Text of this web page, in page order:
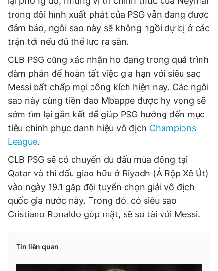
trong đội hình xuất phát của PSG vẫn đang được
đảm bảo, ngôi sao này sẽ không ngồi dự bị ở các
trận tới nếu đủ thể lực ra sân.
CLB PSG cũng xác nhận họ đang trong quá trình
đàm phán để hoàn tất việc gia hạn với siêu sao
Messi bất chấp mọi công kích hiện nay. Các ngôi
sao này cùng tiền đạo Mbappe được hy vọng sẽ
sớm tìm lại gắn kết để giúp PSG hướng đến mục
tiêu chinh phục danh hiệu vô địch Champions
League.
CLB PSG sẽ có chuyến du đấu mùa đông tại
Qatar và thi đấu giao hữu ở Riyadh (Ả Rập Xê Út)
vào ngày 19.1 gặp đội tuyển chọn giải vô địch
quốc gia nước này. Trong đó, có siêu sao
Cristiano Ronaldo góp mặt, sẽ so tài với Messi.
Tin liên quan